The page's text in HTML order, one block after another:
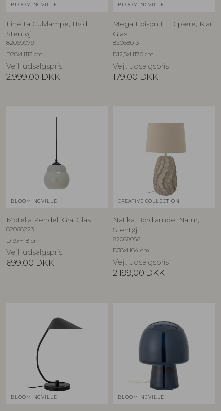
BLOOMINGVILLE
Linetta Gulvlampe, Hvid,
Stentøj
82069079
D28xH113 cm
Vejl. udsalgspris
2.999,00 DKK
BLOOMINGVILLE
Mega Edison LED pære, Klar,
Glas
82068013
D12,5xH17,5 cm
Vejl. udsalgspris
179,00 DKK
BLOOMINGVILLE
Motella Pendel, Grå, Glas
82068223
D19xH18 cm
Vejl. udsalgspris
699,00 DKK
CREATIVE COLLECTION
Natika Bordlampe, Natur,
Stentøj
82068056
D38xH64 cm
Vejl. udsalgspris
2.199,00 DKK
BLOOMINGVILLE BLOOMINGVILLE